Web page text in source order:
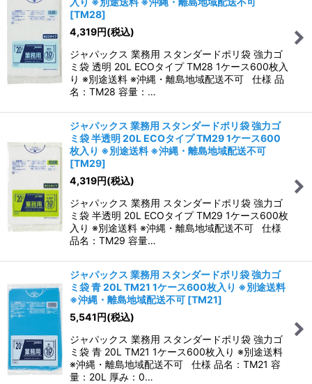
[TM28]
4,319円(税込)
ジャパックス 業務用 スタンダードポリ袋 強力ゴ
ミ袋 透明 20L ECOタイプ TM28 1ケース600枚入
り ※別途送料 ※沖縄・離島地域配送不可 仕様 品
名：TM28 容量：…
ジャパックス 業務用 スタンダードポリ袋 強力ゴ
ミ袋 半透明 20L ECOタイプ TM29 1ケース600
枚入り ※別途送料 ※沖縄・離島地域配送不可
[TM29]
4,319円(税込)
ジャパックス 業務用 スタンダードポリ袋 強力ゴ
ミ袋 半透明 20L ECOタイプ TM29 1ケース600枚
入り ※別途送料 ※沖縄・離島地域配送不可 仕様
品名：TM29 容量…
ジャパックス 業務用 スタンダードポリ袋 強力ゴ
ミ袋 青 20L TM21 1ケース600枚入り ※別途送料
※沖縄・離島地域配送不可 [TM21]
5,541円(税込)
ジャパックス 業務用 スタンダードポリ袋 強力ゴ
ミ袋 青 20L TM21 1ケース600枚入り ※別途送料
※沖縄・離島地域配送不可 仕様 品名：TM21 容
量：20L 厚み：0…